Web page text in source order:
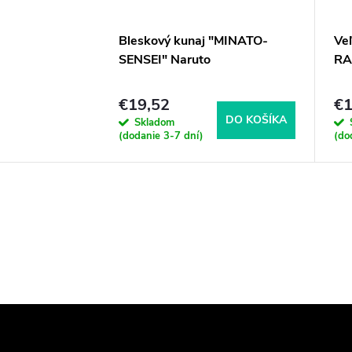
Bleskový kunaj "MINATO-
SENSEI" Naruto
€19,52
Skladom
(dodanie 3-7 dní)
DO KOŠÍKA